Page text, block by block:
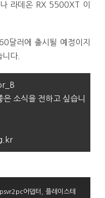
라데온 RX 5500XT 이
달러에 출시될 예정이지
다.
은 소식을 전하고 싶습니
psvr2pc어댑터
플레이스테